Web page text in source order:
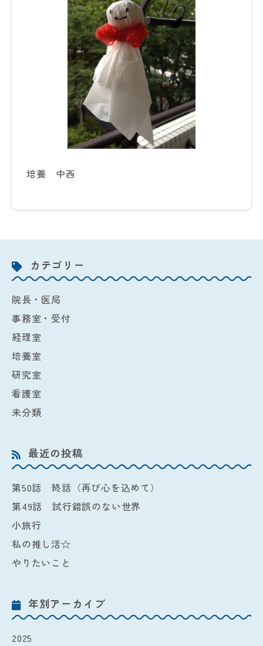
培養 中西
カテゴリー
院長・医局
事務室・受付
経理室
培養室
研究室
看護室
未分類
最近の投稿
第50話 終話（再び心を込めて）
第49話 試行錯誤のない世界
小旅行
私の推し活☆
やりたいこと
年別アーカイブ
2025